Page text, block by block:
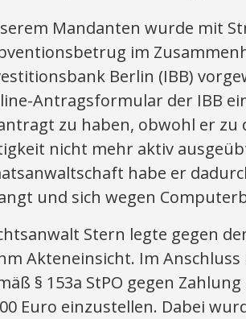
Mandanten wurde mit
im
Berlin (IBB)
Antragsformular der IBB
zu haben, obwohl er zu
nicht mehr aktiv
habe er
und sich wegen
Stern legte gegen
Akteneinsicht. Im
§ 153a StPO gegen
Euro einzustellen. Dabei